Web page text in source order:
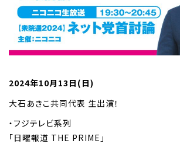
2024年10月13日(日)
大石あきこ共同代表 生出演！
・フジテレビ系列
「日曜報道 THE PRIME」